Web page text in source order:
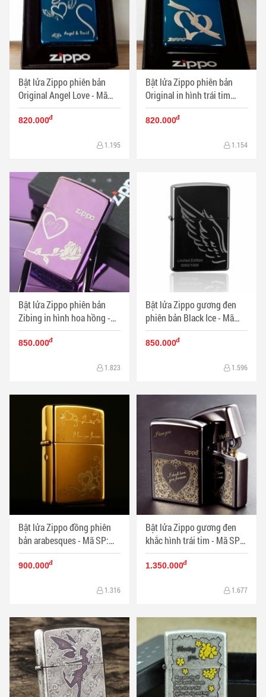
Bật lửa Zippo phiên bản
Original Angel Love - Mã
SP: ZPC0567
820.000đ
1.195
Bật lửa Zippo phiên bản
Original in hình trái tim
băng - Mã SP: ZPC0557
820.000đ
1.154
Bật lửa Zippo phiên bản
Zibing in hình hoa hồng -
Mã SP: ZPC0542
850.000đ
1.823
Bật lửa Zippo gương đen
phiên bản Black Ice - Mã
SP: ZPC0528
850.000đ
1.596
Bật lửa Zippo đồng phiên
bản arabesques - Mã SP:
ZPC0510
900.000đ
1.316
Bật lửa Zippo gương đen
khắc hình trái tim - Mã SP:
ZPC0484
1.350.000đ
1.677